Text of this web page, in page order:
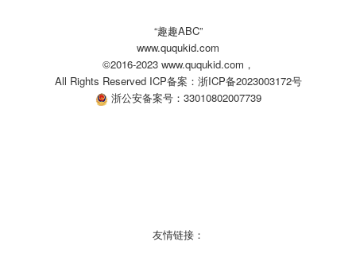
“趣趣ABC”
www.ququkid.com
©2016-2023 www.ququkid.com，
All Rights Reserved ICP备案：浙ICP备2023003172号
浙公安备案号：33010802007739
友情链接：